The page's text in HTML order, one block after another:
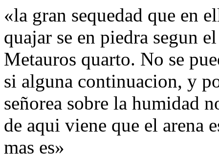
«la gran sequedad que en
quajar se en piedra segun
Metauros quarto. No se
si alguna continuacion, y
señorea sobre la humidad
de aqui viene que el arena
mas es»